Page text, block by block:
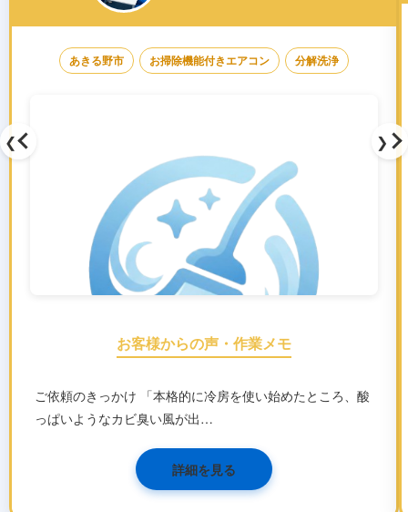
あきる野市 お掃除機能付きエアコン 分解洗浄
お客様からの声・作業メモ
ご依頼のきっかけ 「本格的に冷房を使い始めたところ、酸
っぱいようなカビ臭い風が出…
詳細を見る
❮ ❯